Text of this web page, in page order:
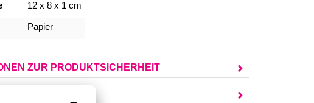
12 x 8 x 1 cm
Papier
ZUR PRODUKTSICHERHEIT